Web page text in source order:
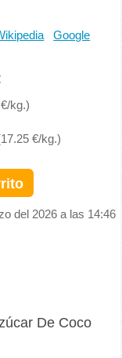
Google
kg.)
€/kg.)
del 2026 a las 14:46
De Coco